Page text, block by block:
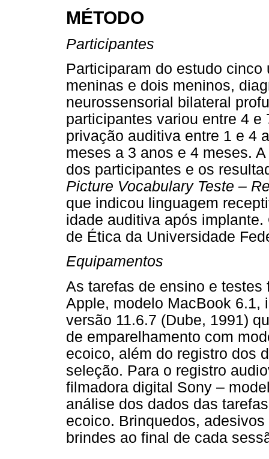
MÉTODO
Participantes
Participaram do estudo
meninas e dois meninos,
neurossensorial bilateral
participantes variou entre 4
privação auditiva entre 1 e 4
meses a 3 anos e 4 meses. A
dos participantes e os
Picture Vocabulary Teste –
que indicou linguagem
idade auditiva após
de Ética da Universidade
Equipamentos
As tarefas de ensino e
Apple, modelo MacBook 6.1,
versão 11.6.7 (Dube, 1991)
de emparelhamento com
ecoico, além do registro dos
seleção. Para o registro
filmadora digital Sony –
análise dos dados das
ecoico. Brinquedos,
brindes ao final de cada